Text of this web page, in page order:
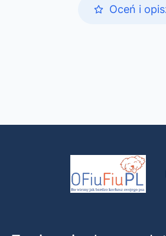
Oceń i